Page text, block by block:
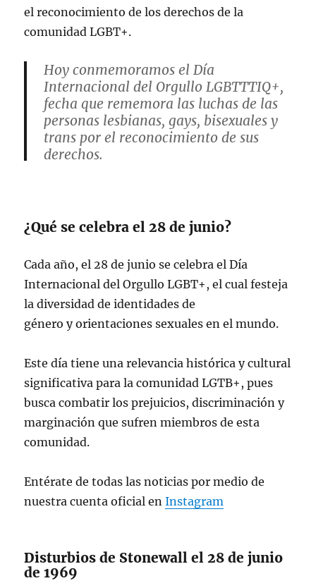
el reconocimiento de los derechos de la
comunidad LGBT+.
Hoy conmemoramos el Día
Internacional del Orgullo LGBTTTIQ+,
fecha que rememora las luchas de las
personas lesbianas, gays, bisexuales y
trans por el reconocimiento de sus
derechos.
#LaDiversidadTransformaa México.
pic.twitter.com/YGxJMm987K
— Secretaría de Cultura
(@cultura_mx)June 28, 2024
¿Qué se celebra el 28 de junio?
Cada año, el 28 de junio se celebra el Día
Internacional del Orgullo LGBT+, el cual festeja
la diversidad de identidades de
género y orientaciones sexuales en el mundo.
Este día tiene una relevancia histórica y cultural
significativa para la comunidad LGTB+, pues
busca combatir los prejuicios, discriminación y
marginación que sufren miembros de esta
comunidad.
Entérate de todas las noticias por medio de
nuestra cuenta oficial enInstagram
Disturbios de Stonewall el 28 de junio
de 1969